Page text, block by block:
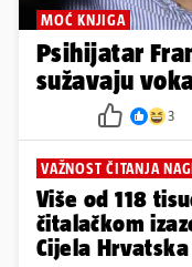
MOĆ KNJIGA
Psihijatar
sužavaju
3
VAŽNOST ČITANJA
Više od 118
čitalačkom
Cijela Hrvatska